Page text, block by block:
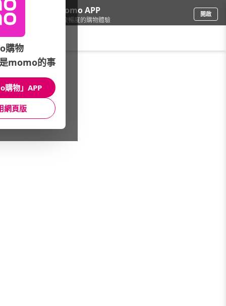
下載momo APP
給你3倍流暢度的購物體驗
開啟
車/汽車百貨/活動專區
館長推薦 月銷量
購物
momo的事
購物」APP
網頁版